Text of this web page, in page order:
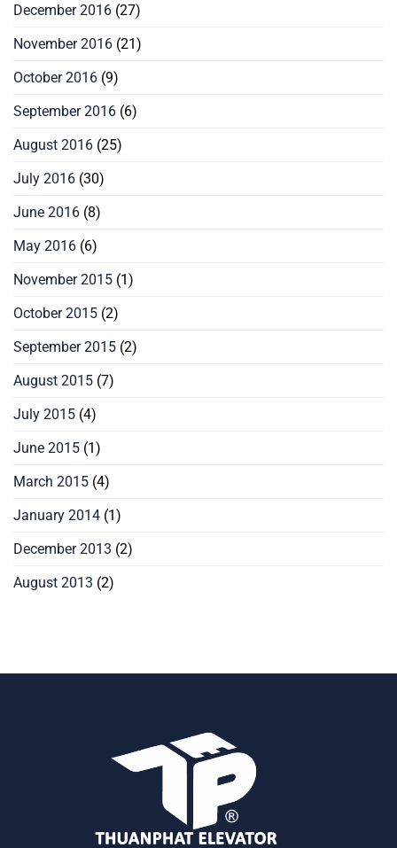
December 2016 (27)
November 2016 (21)
October 2016 (9)
September 2016 (6)
August 2016 (25)
July 2016 (30)
June 2016 (8)
May 2016 (6)
November 2015 (1)
October 2015 (2)
September 2015 (2)
August 2015 (7)
July 2015 (4)
June 2015 (1)
March 2015 (4)
January 2014 (1)
December 2013 (2)
August 2013 (2)